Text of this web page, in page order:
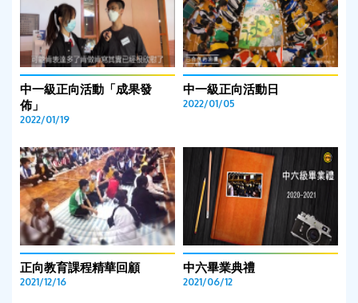
中一級正向活動「成果發
佈」
2022/01/19
中一級正向活動日
2022/01/05
正向教育課程精華回顧
2021/12/16
中六畢業典禮
2021/06/12